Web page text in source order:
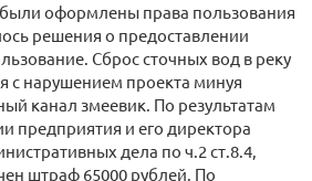
оформлены права пользования
решения о предоставлении
Сброс сточных вод в реку
с нарушением проекта минуя
канал змеевик. По результатам
предприятия и его директора
дела по ч.2 ст.8.4,
штраф 65000 рублей. По